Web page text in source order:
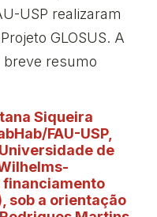
USP realizaram
GLOSUS. A
resumo
Siqueira
FAU-USP,
de
financiamento
sob a orientação